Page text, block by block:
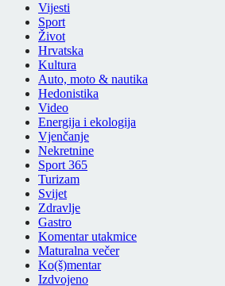
Vijesti
Sport
Život
Hrvatska
Kultura
Auto, moto & nautika
Hedonistika
Video
Energija i ekologija
Vjenčanje
Nekretnine
Sport 365
Turizam
Svijet
Zdravlje
Gastro
Komentar utakmice
Maturalna večer
Ko(š)mentar
Izdvojeno